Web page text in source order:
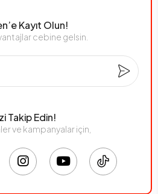
Kayıt Olun!
cebine gelsin.
Takip Edin!
ve kampanyalar için,